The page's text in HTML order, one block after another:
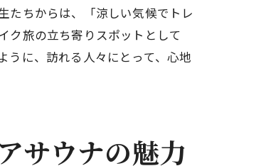
たちからは、「涼しい気候でトレ
ク旅の立ち寄りスポットとして
うに、訪れる人々にとって、心地
サウナの魅力